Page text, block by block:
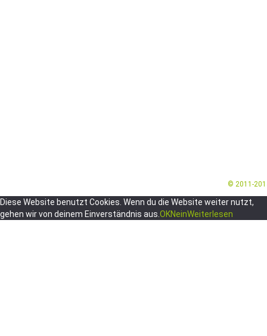
© 2011-
Diese Website benutzt Cookies. Wenn du die Website weiter nutzt,
gehen wir von deinem Einverständnis aus. OKNeinWeiterlesen